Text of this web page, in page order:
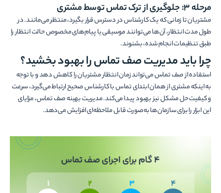
مرحله 3: جلوگیری از ترک تماس توسط مشتری
مشتریان تا زمانی که یک کارشناس در دسترس قرار بگیرد، منتظر می­‌مانند. در
طول مدت انتظار، آن­‌ها می‌­توانند موسیقی یا پیام‌های مخصوص حالت انتظار را
طبق تنظیمات انجام شده، بشنوند.
چرا باید مدیریت صف تماس را بهبود بخشید؟
استفاده از صف تماس می­‌تواند زمان انتظار مشتریان را کاهش دهد و با توجه
به این­که مشتری از همان ابتدای تماس با کارشناس صحیح ارتباط می­‌گیرد، سرعت
و کیفیت حل مشکل نیز بهبود پیدا می‌­کند. مدیریت بهینه صف تماس، مزایای
این ابزار را برای سازمان­‌ها به‌صورت قابل ملاحظه‌­ای افزایش می‌دهد.